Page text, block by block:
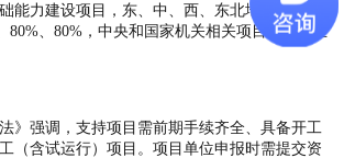
能力建设项目，东、中、西、东北地区支持比
80%、80%，中央和国家机关相关项目原则上全
》强调，支持项目需前期手续齐全、具备开工
（含试运行）项目。项目单位申报时需提交资